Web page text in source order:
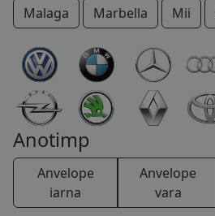
CONTACT
Malaga
Marbella Mii
Anotimp
Anvelope
iarna
Anvelope
vara
145/80R13
155/80R13
165/70R13